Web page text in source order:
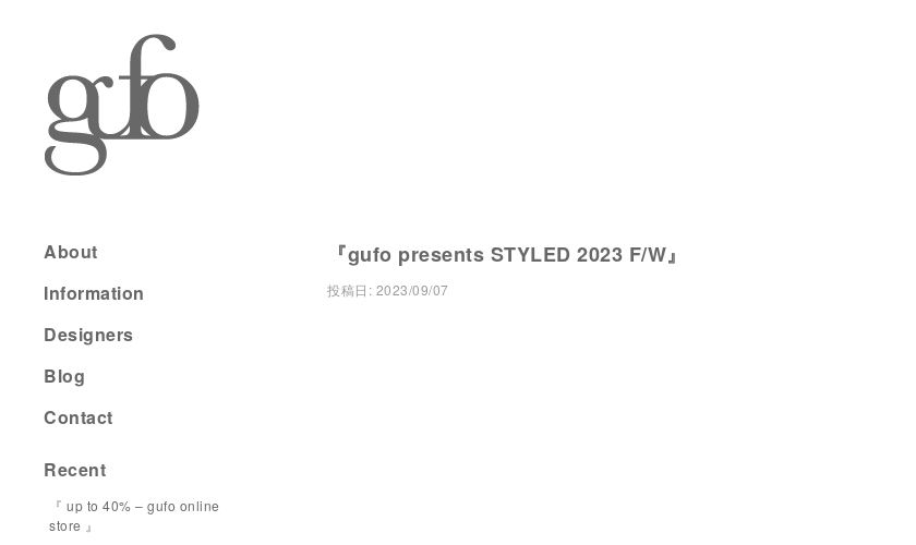
『gufo presents STYLED 2023 F/W』
投稿日: 2023/09/07
About
Information
Designers
Blog
Contact
Recent
『 up to 40% – gufo online
store 』